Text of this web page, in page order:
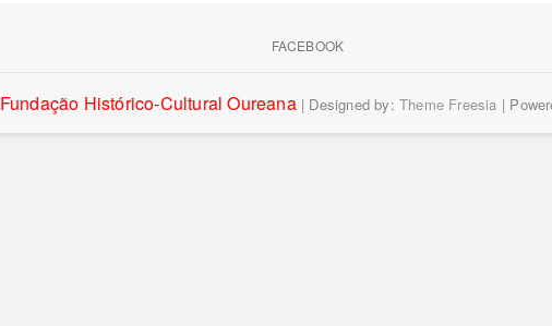
FACEBOOK
Fundação Histórico-Cultural Oureana| Designed by:Theme Freesia |